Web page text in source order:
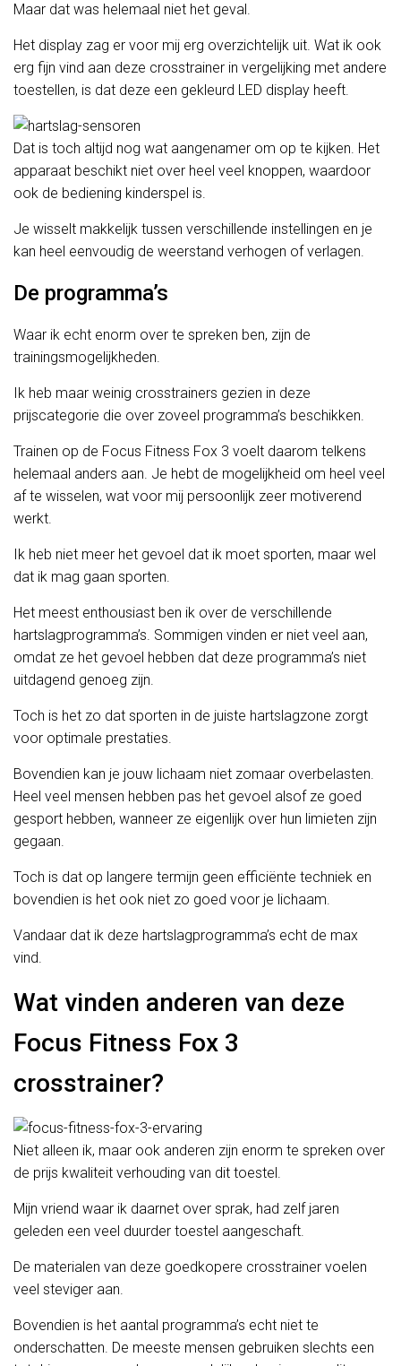
Maar dat was helemaal niet het geval.
Het display zag er voor mij erg overzichtelijk uit. Wat ik ook
erg fijn vind aan deze crosstrainer in vergelijking met andere
toestellen, is dat deze een gekleurd LED display heeft.
Dat is toch altijd nog wat aangenamer om op te kijken. Het
apparaat beschikt niet over heel veel knoppen, waardoor
ook de bediening kinderspel is.
Je wisselt makkelijk tussen verschillende instellingen en je
kan heel eenvoudig de weerstand verhogen of verlagen.
De programma’s
Waar ik echt enorm over te spreken ben, zijn de
trainingsmogelijkheden.
Ik heb maar weinig crosstrainers gezien in deze
prijscategorie die over zoveel programma’s beschikken.
Trainen op de Focus Fitness Fox 3 voelt daarom telkens
helemaal anders aan. Je hebt de mogelijkheid om heel veel
af te wisselen, wat voor mij persoonlijk zeer motiverend
werkt.
Ik heb niet meer het gevoel dat ik moet sporten, maar wel
dat ik mag gaan sporten.
Het meest enthousiast ben ik over de verschillende
hartslagprogramma’s. Sommigen vinden er niet veel aan,
omdat ze het gevoel hebben dat deze programma’s niet
uitdagend genoeg zijn.
Toch is het zo dat sporten in de juiste hartslagzone zorgt
voor optimale prestaties.
Bovendien kan je jouw lichaam niet zomaar overbelasten.
Heel veel mensen hebben pas het gevoel alsof ze goed
gesport hebben, wanneer ze eigenlijk over hun limieten zijn
gegaan.
Toch is dat op langere termijn geen efficiënte techniek en
bovendien is het ook niet zo goed voor je lichaam.
Vandaar dat ik deze hartslagprogramma’s echt de max
vind.
Wat vinden anderen van deze
Focus Fitness Fox 3
crosstrainer?
Niet alleen ik, maar ook anderen zijn enorm te spreken over
de prijs kwaliteit verhouding van dit toestel.
Mijn vriend waar ik daarnet over sprak, had zelf jaren
geleden een veel duurder toestel aangeschaft.
De materialen van deze goedkopere crosstrainer voelen
veel steviger aan.
Bovendien is het aantal programma’s echt niet te
onderschatten. De meeste mensen gebruiken slechts een